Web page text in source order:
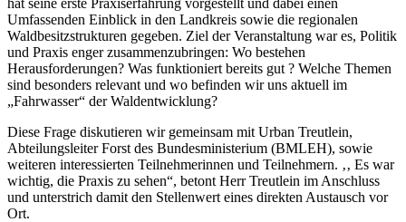
Umfassenden Einblick in den Landkreis sowie die regionalen
Waldbesitzstrukturen gegeben. Ziel der Veranstaltung war es, Politik
und Praxis enger zusammenzubringen: Wo bestehen
Herausforderungen? Was funktioniert bereits gut ? Welche Themen
sind besonders relevant und wo befinden wir uns aktuell im
„Fahrwasser“ der Waldentwicklung?
Diese Frage diskutieren wir gemeinsam mit Urban Treutlein,
Abteilungsleiter Forst des Bundesministerium (BMLEH), sowie
weiteren interessierten Teilnehmerinnen und Teilnehmern. ‚‚ Es war
wichtig, die Praxis zu sehen“, betont Herr Treutlein im Anschluss
und unterstrich damit den Stellenwert eines direkten Austausch vor
Ort.